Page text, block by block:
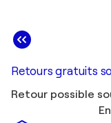
Retours gratuits
Retour possible